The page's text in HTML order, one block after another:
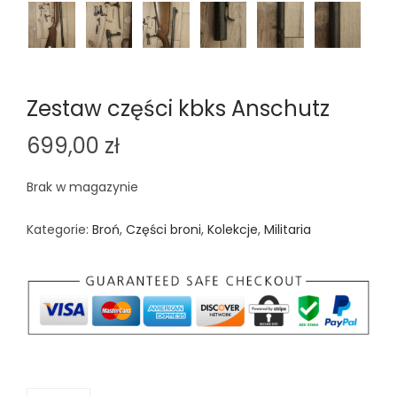
Zestaw części kbks Anschutz
699,00 zł
Brak w magazynie
Kategorie: Broń, Części broni, Kolekcje, Militaria